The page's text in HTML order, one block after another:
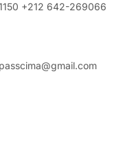
+212 642-269066